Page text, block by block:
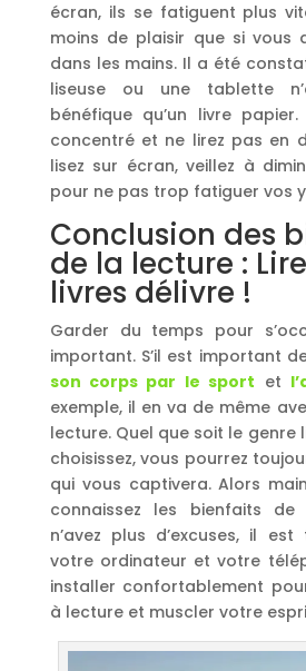
écran, ils se fatiguent plus
moins de plaisir que si vous
dans les mains. Il a été
liseuse ou une tablette
bénéfique qu’un livre
concentré et ne lirez pas en
lisez sur écran, veillez à
pour ne pas trop fatiguer vos
Conclusion des
de la lecture :
livres délivre !
Garder du temps pour
important. S’il est important
son corps par le sport et
exemple, il en va de même
lecture. Quel que soit le genre
choisissez, vous pourrez
qui vous captivera. Alors
connaissez les bienfaits
n’avez plus d’excuses, il est
votre ordinateur et votre
installer confortablement
à lecture et muscler votre